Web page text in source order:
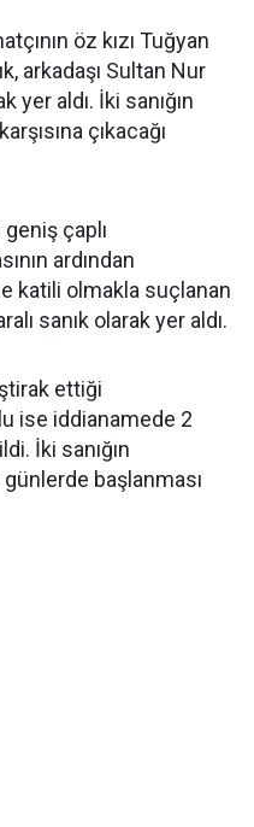
öz kızı Tuğyan
arkadaşı Sultan Nur
yer aldı. İki sanığın
çıkacağı
çaplı
ardından
katili olmakla suçlanan
sanık olarak yer aldı.
ettiği
ise iddianamede 2
İki sanığın
başlanması